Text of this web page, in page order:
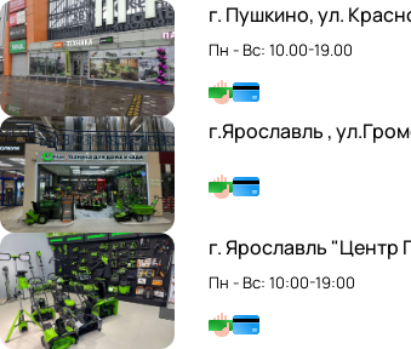
г. Пушкино, ул.
Пн - Вс: 10.00-19.00
г.Ярославль ,
г. Ярославль "Центр
Пн - Вс: 10:00-19:00